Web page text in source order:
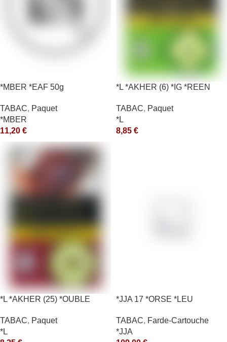
*MBER *EAF 50g
TABAC, Paquet
*MBER
11,20 €
*L *AKHER (6) *IG *REEN
TABAC, Paquet
*L
8,85 €
*L *AKHER (25) *OUBLE
TABAC, Paquet
*L
*JJA 17 *ORSE *LEU
TABAC, Farde-Cartouche
*JJA